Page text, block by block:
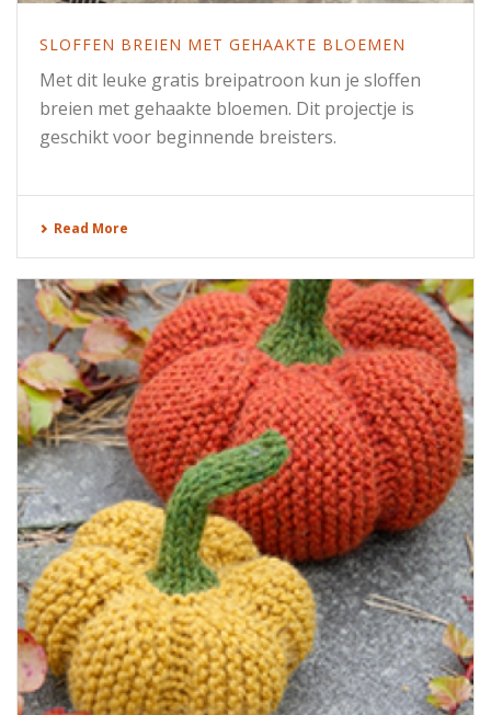
SLOFFEN BREIEN MET GEHAAKTE BLOEMEN
Met dit leuke gratis breipatroon kun je sloffen
breien met gehaakte bloemen. Dit projectje is
geschikt voor beginnende breisters.
Read More